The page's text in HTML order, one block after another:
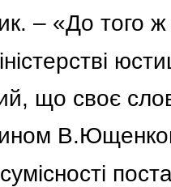
– «До того ж
що своє